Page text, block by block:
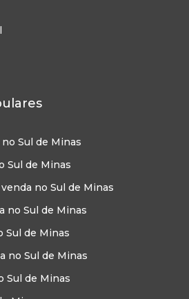
Sul de Minas
Sul de Minas
no Sul de Minas
no Sul de Minas
Sul de Minas
no Sul de Minas
Sul de Minas